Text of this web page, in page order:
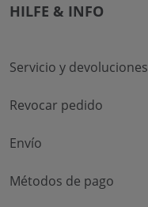
HILFE & INFO
Servicio y devoluciones
Revocar pedido
Envío
Métodos de pago